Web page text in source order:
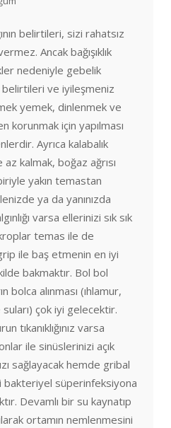
belirtileri, sizi rahatsız
Ancak bağışıklık
nedeniyle gebelik
belirtileri ve iyileşmeniz
yemek, dinlenmek ve
için yapılması
Ayrıca kalabalık
kalmak, boğaz ağrısı
yakın temastan
ya da yanınızda
varsa ellerinizi sık sık
temas ile de
ile baş etmenin en iyi
bakmaktır. Bol bol
bolca alınması (ıhlamur,
çok iyi gelecektir.
tıkanıklığınız varsa
ile sinüslerinizi açık
sağlayacak hemde gribal
bakteriyel süperinfeksiyona
Devamlı bir su kaynatıp
ortamın nemlenmesini